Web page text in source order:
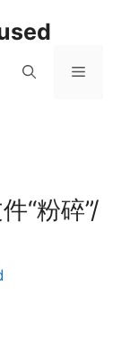
菜
“粉碎”/